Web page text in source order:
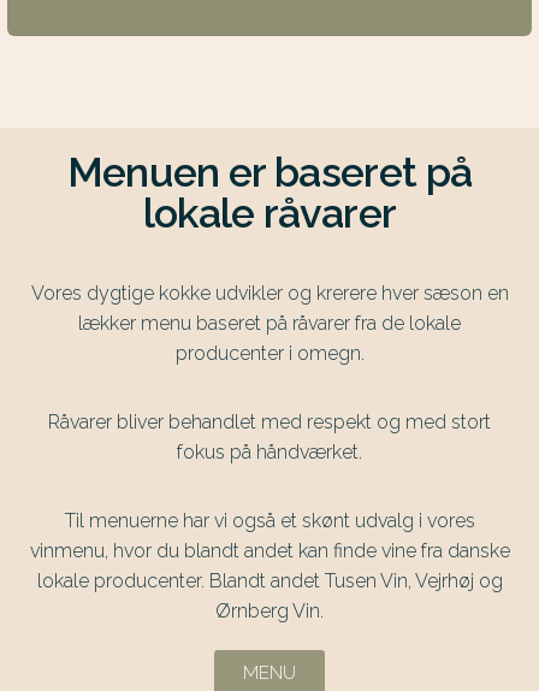
Menuen er baseret på
lokale råvarer
Vores dygtige kokke udvikler og krerere hver sæson en
lækker menu baseret på råvarer fra de lokale
producenter i omegn.
Råvarer bliver behandlet med respekt og med stort
fokus på håndværket.
Til menuerne har vi også et skønt udvalg i vores
vinmenu, hvor du blandt andet kan finde vine fra danske
lokale producenter. Blandt andet Tusen Vin, Vejrhøj og
Ørnberg Vin.
MENU